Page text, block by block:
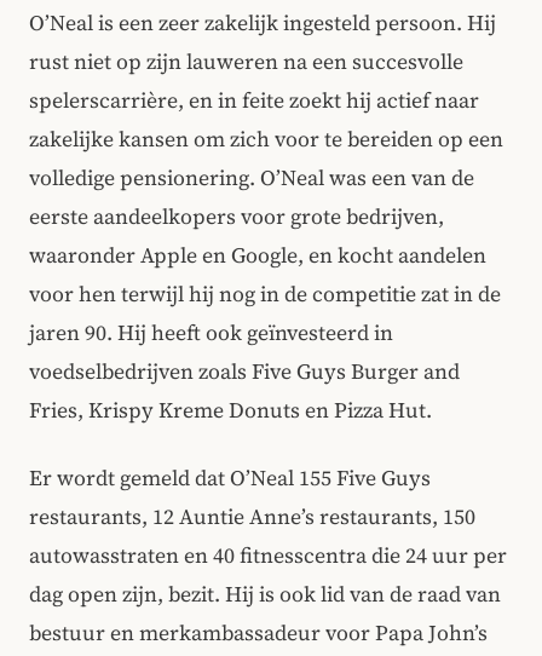
O’Neal is een zeer zakelijk ingesteld persoon. Hij
rust niet op zijn lauweren na een succesvolle
spelerscarrière, en in feite zoekt hij actief naar
zakelijke kansen om zich voor te bereiden op een
volledige pensionering. O’Neal was een van de
eerste aandeelkopers voor grote bedrijven,
waaronder Apple en Google, en kocht aandelen
voor hen terwijl hij nog in de competitie zat in de
jaren 90. Hij heeft ook geïnvesteerd in
voedselbedrijven zoals Five Guys Burger and
Fries, Krispy Kreme Donuts en Pizza Hut.
Er wordt gemeld dat O’Neal 155 Five Guys
restaurants, 12 Auntie Anne’s restaurants, 150
autowasstraten en 40 fitnesscentra die 24 uur per
dag open zijn, bezit. Hij is ook lid van de raad van
bestuur en merkambassadeur voor Papa John’s